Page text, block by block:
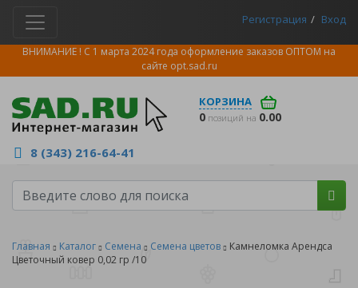
Регистрация Вход
ВНИМАНИЕ ! С 1 марта 2024 года оформление заказов ОПТОМ на
сайте opt.sad.ru
КОРЗИНА
0 позиций на 0.00
8 (343) 216-64-41
Главная Каталог Семена Семена цветов
Камнеломка Арендса
Цветочный ковер 0,02 гр /10